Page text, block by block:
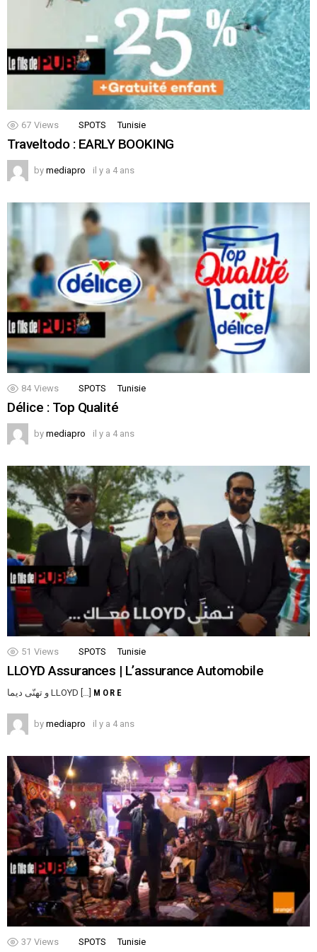
67 Views SPOTS Tunisie
Traveltodo : EARLY BOOKING
by mediapro il y a 4 ans
84 Views SPOTS Tunisie
Délice : Top Qualité
by mediapro il y a 4 ans
51 Views SPOTS Tunisie
LLOYD Assurances | L’assurance Automobile
و تهنّى ديما LLOYD […] MORE
by mediapro il y a 4 ans
37 Views SPOTS Tunisie